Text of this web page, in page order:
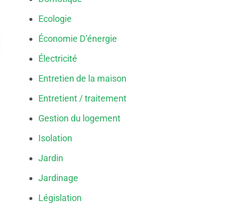
Ecologie
Économie D’énergie
Électricité
Entretien de la maison
Entretient / traitement
Gestion du logement
Isolation
Jardin
Jardinage
Législation